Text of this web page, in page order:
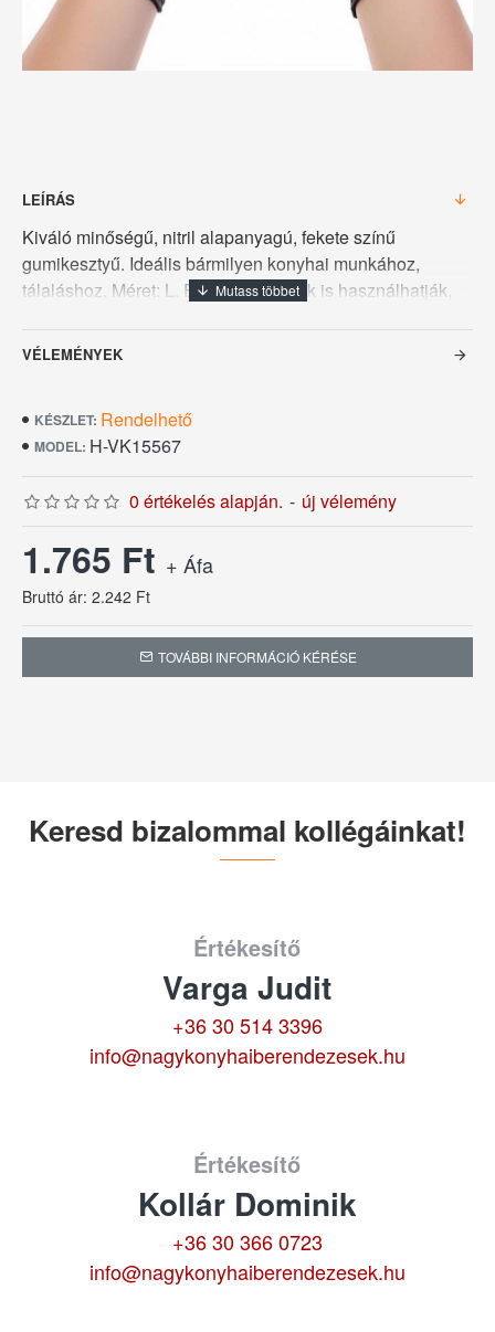
LEÍRÁS
Kiváló minőségű, nitril alapanyagú, fekete színű
gumikesztyű. Ideális bármilyen konyhai munkához,
tálaláshoz. Méret: L. Érzékeny bőrűek is használhatják,
latexmentes. A használat után nem marad kellemetlen
VÉLEMÉNYEK
KÉSZLET: Rendelhető
MODEL: H-VK15567
0 értékelés alapján. - új vélemény
1.765 Ft + Áfa
Bruttó ár: 2.242 Ft
TOVÁBBI INFORMÁCIÓ KÉRÉSE
Keresd bizalommal kollégáinkat!
Értékesítő
Varga Judit
+36 30 514 3396
info@nagykonyhaiberendezesek.hu
Értékesítő
Kollár Dominik
+36 30 366 0723
info@nagykonyhaiberendezesek.hu